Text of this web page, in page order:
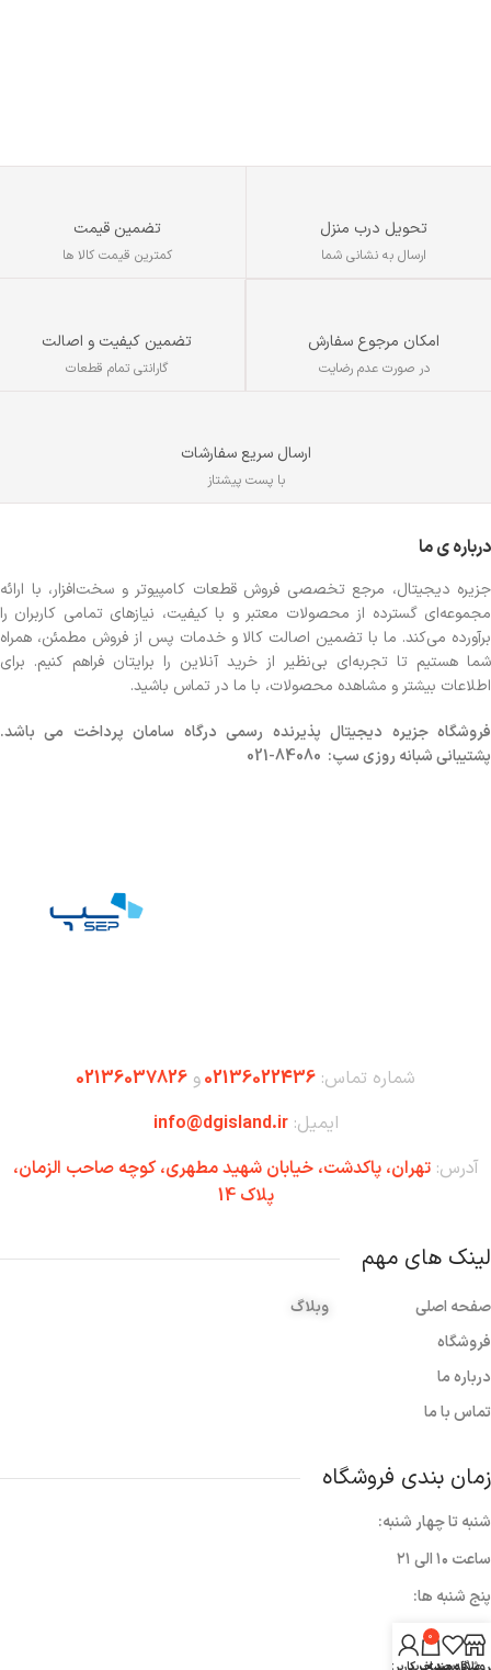
تحویل درب منزل
ارسال به نشانی شما
تضمین قیمت
کمترین قیمت کالا ها
امکان مرجوع سفارش
در صورت عدم رضایت
تضمین کیفیت و اصالت
گارانتی تمام قطعات
ارسال سریع سفارشات
با پست پیشتاز
درباره ی ما
جزیره دیجیتال، مرجع تخصصی فروش قطعات کامپیوتر و سخت‌افزار، با ارائه
مجموعه‌ای گسترده از محصولات معتبر و با کیفیت، نیازهای تمامی کاربران را
برآورده می‌کند. ما با تضمین اصالت کالا و خدمات پس از فروش مطمئن، همراه
شما هستیم تا تجربه‌ای بی‌نظیر از خرید آنلاین را برایتان فراهم کنیم. برای
اطلاعات بیشتر و مشاهده محصولات، با ما در تماس باشید.
فروشگاهجزیره دیجیتال پذیرنده رسمی درگاه سامان پرداخت می باشد.
پشتیبانی شبانه روزی سپ: 84080-021
شماره تماس: 02136022436و 02136037826
ایمیل:info@dgisland.ir
آدرس:تهران،‌ پاکدشت، خیابان شهید مطهری، کوچه صاحب الزمان،
پلاک 14
لینک های مهم
صفحه اصلی
فروشگاه
درباره ما
تماس با ما
وبلاگ
زمان بندی فروشگاه
شنبه تا چهار شنبه:
ساعت ۱۰ الی ۲۱
پنج شنبه ها:
۱۰ الی ۱۷
0